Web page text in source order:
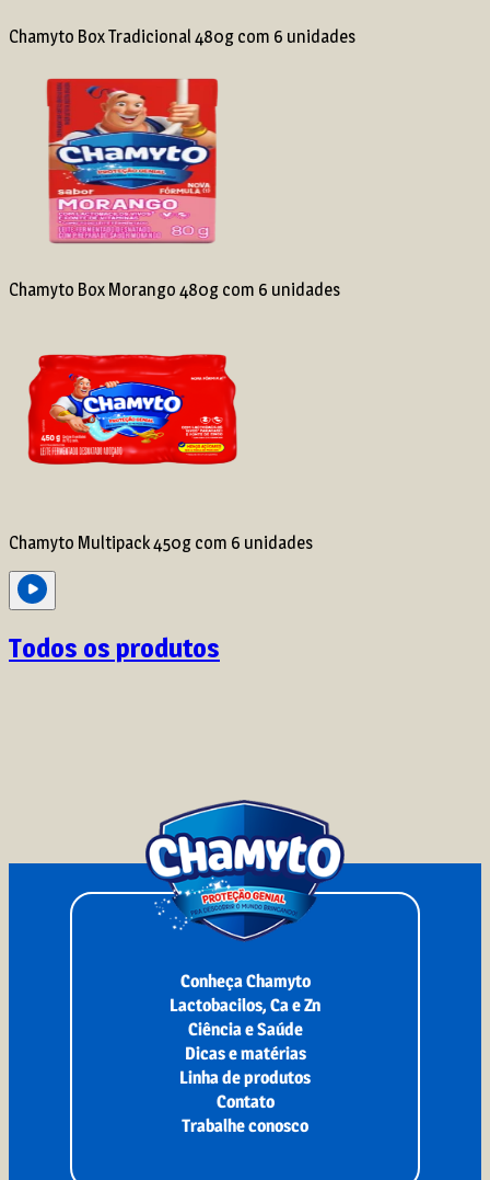
Chamyto Box Tradicional 480g com 6 unidades
Chamyto Box Morango 480g com 6 unidades
Chamyto Multipack 450g com 6 unidades
Todos os produtos
Conheça Chamyto
Lactobacilos, Ca e Zn
Ciência e Saúde
Dicas e matérias
Linha de produtos
Contato
Trabalhe conosco